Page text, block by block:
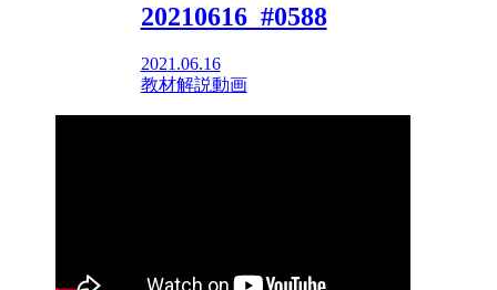
20210616_#0588
2021.06.16
教材解説動画